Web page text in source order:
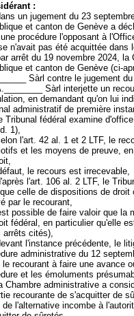
:
un jugement du 23
et canton de Genève a
procédure l'opposant à
n'avait pas été acquittée dans
arrêt du 19 novembre 2024,
et canton de Genève (ci-
Sàrl contre le jugement
Sàrl interjette un
en demandant qu'on lui
administratif de première
Tribunal fédéral examine
1),
l'art. 42 al. 1 et 2 LTF, le
et les moyens de preuve,
le recours est irrecevable,
l'art. 106 al. 2 LTF, le
celle de dispositions de
par le recourant,
possible de faire valoir que la
fédéral, en particulier qu'elle
arrêts cités),
l'instance précédente, le
administrative du 12
le recourant à faire une avance
et les émoluments
Chambre administrative a
recourante de s'acquitter de
de l'alternative incombe à